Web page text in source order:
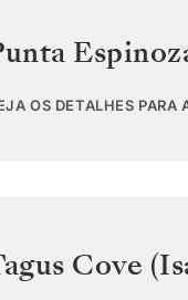
OS DETALHES PARA
Cove